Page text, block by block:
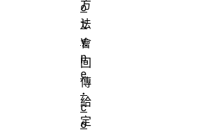
方
法
會
回
傳
給
定
o
t
y
p
e
.
c
o